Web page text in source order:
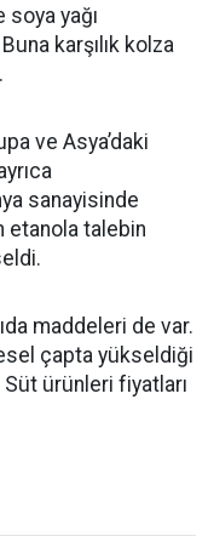
yağı
karşılık kolza
ve Asya’daki
sanayisinde
etanola talebin
maddeleri de var.
çapta yükseldiği
ürünleri fiyatları